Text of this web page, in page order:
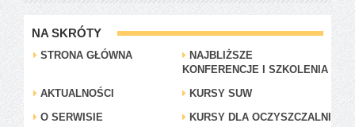
NA SKRÓTY
STRONA GŁÓWNA
NAJBLIŻSZE
KONFERENCJE I SZKOLENIA
AKTUALNOŚCI
KURSY SUW
O SERWISIE
KURSY DLA OCZYSZCZALNI